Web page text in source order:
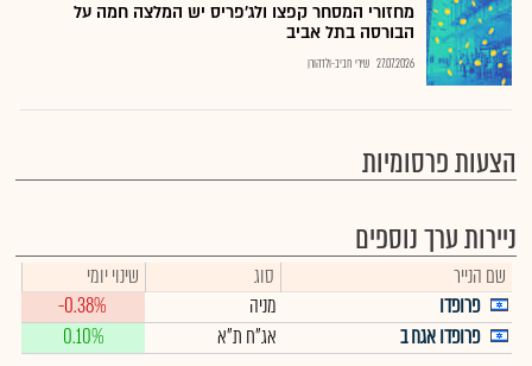
מחזורי המסחר קפצו ולג'פריס יש המלצה חמה על
הבורסה בתל אביב
27.07.2026 שירי חביב-ולדהורן
הצעות פרסומיות
ניירות ערך נוספים
שם הנייר סוג
שינוי יומי
פרופדו
מניה
-0.38%
פרופדו אגח ב
אג"ח ת"א 0.10%